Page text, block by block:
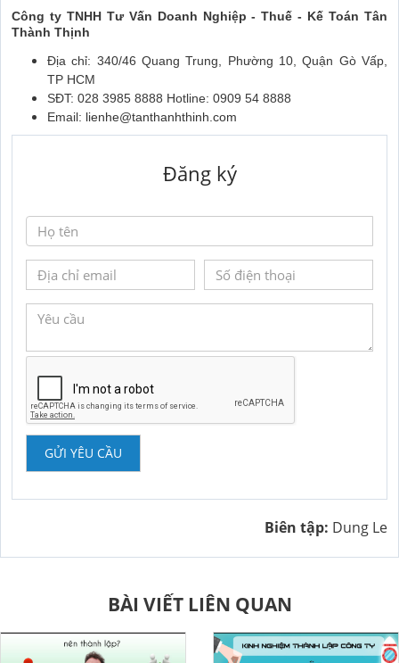
Công ty TNHH Tư Vấn Doanh Nghiệp - Thuế - Kế Toán Tân
Thành Thịnh
Địa chỉ: 340/46 Quang Trung, Phường 10, Quận Gò Vấp,
TP HCM
SĐT: 028 3985 8888 Hotline: 0909 54 8888
Email: lienhe@tanthanhthinh.com
Đăng ký
GỬI YÊU CẦU
Biên tập: Dung Le
BÀI VIẾT LIÊN QUAN